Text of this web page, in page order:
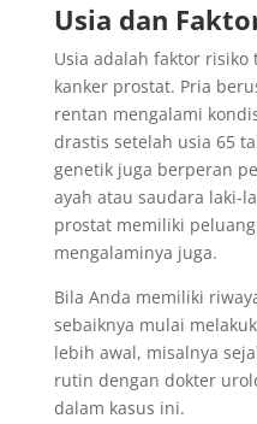
Usia dan
Usia adalah faktor risiko
kanker prostat. Pria
rentan mengalami
drastis setelah usia 65
genetik juga berperan
ayah atau saudara laki-
prostat memiliki
mengalaminya juga.
Bila Anda memiliki
sebaiknya mulai
lebih awal, misalnya
rutin dengan dokter
dalam kasus ini.